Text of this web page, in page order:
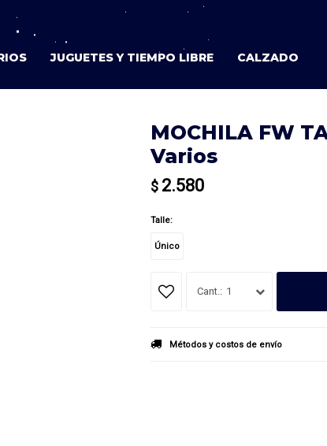
JUGUETES Y TIEMPO LIBRE CALZADO
MOCHILA FW
Varios
$ 2.580
Talle:
Único
1
Métodos y costos de envío